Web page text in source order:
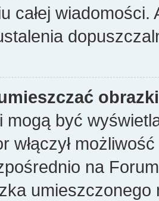
całej
mogą być
włączył
na